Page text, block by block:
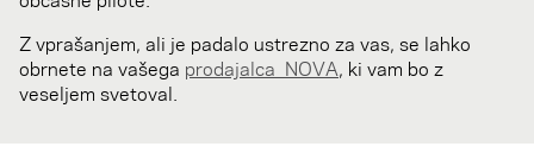
Z vprašanjem, ali je padalo ustrezno za vas, se lahko
obrnete na vašega prodajalca NOVA, ki vam bo z
veseljem svetoval.